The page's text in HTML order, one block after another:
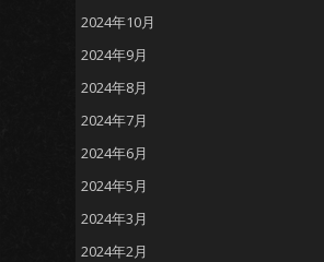
2024年10月
2024年9月
2024年8月
2024年7月
2024年6月
2024年5月
2024年3月
2024年2月